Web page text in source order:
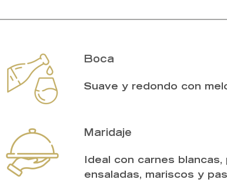
Boca
Suave y redondo con
Maridaje
Ideal con carnes
ensaladas, mariscos y